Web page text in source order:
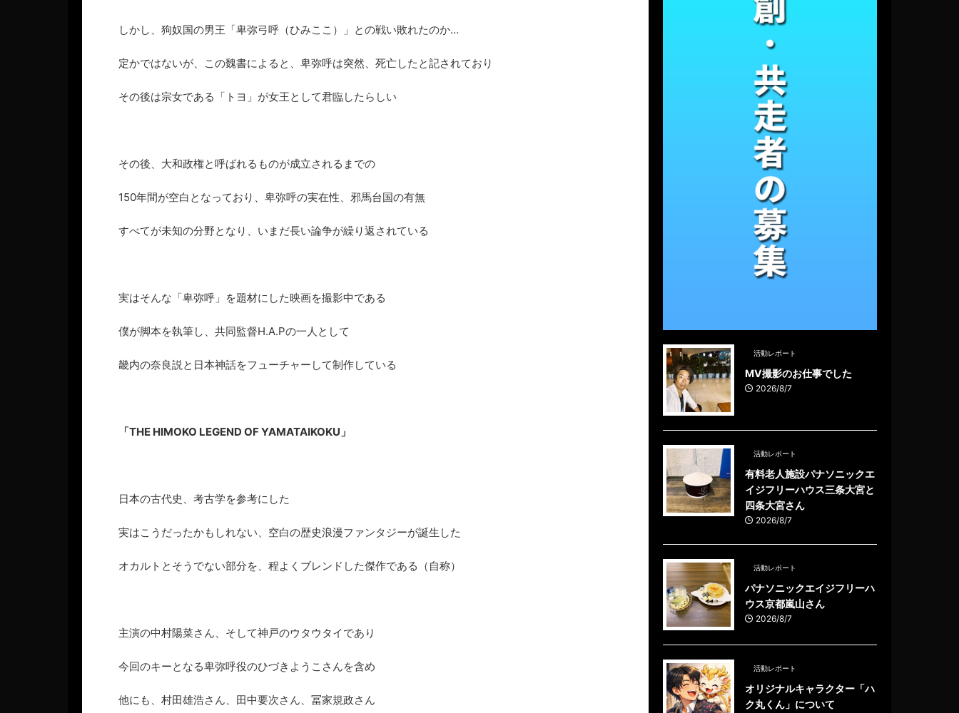
しかし、狗奴国の男王「卑弥弓呼（ひみここ）」との戦い敗れたのか…
定かではないが、この魏書によると、卑弥呼は突然、死亡したと記されており
その後は宗女である「トヨ」が女王として君臨したらしい
その後、大和政権と呼ばれるものが成立されるまでの
150年間が空白となっており、卑弥呼の実在性、邪馬台国の有無
すべてが未知の分野となり、いまだ長い論争が繰り返されている
実はそんな「卑弥呼」を題材にした映画を撮影中である
僕が脚本を執筆し、共同監督H.A.Pの一人として
畿内の奈良説と日本神話をフューチャーして制作している
「THE HIMOKO LEGEND OF YAMATAIKOKU」
日本の古代史、考古学を参考にした
実はこうだったかもしれない、空白の歴史浪漫ファンタジーが誕生した
オカルトとそうでない部分を、程よくブレンドした傑作である（自称）
主演の中村陽菜さん、そして神戸のウタウタイであり
今回のキーとなる卑弥呼役のひづきようこさんを含め
他にも、村田雄浩さん、田中要次さん、冨家規政さん
活動レポート
MV撮影のお仕事でした
2026/8/7
活動レポート
有料老人施設パナソニックエ
イジフリーハウス三条大宮と
四条大宮さん
2026/8/7
活動レポート
パナソニックエイジフリーハ
ウス京都嵐山さん
2026/8/7
活動レポート
オリジナルキャラクター「ハ
ク丸くん」について